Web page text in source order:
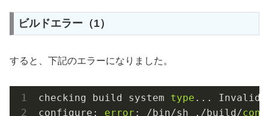
ビルドエラー（1）
すると、下記のエラーになりました。
checking build system type ... Invalid
configure: error : /bin/sh ./build/